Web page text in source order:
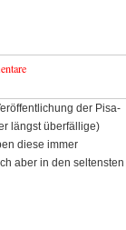
der Pisa-
längst überfällige)
diese immer
aber in den seltensten